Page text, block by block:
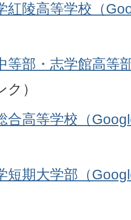
紅陵高等学校（
等部・志学館高等
ク）
合高等学校（
短期大学部（